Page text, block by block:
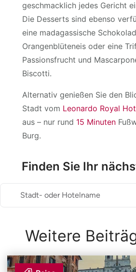
geschmacklich jedes Gericht
Die Desserts sind ebenso
eine madagassische
Orangenblüteneis oder eine
Passionsfrucht und
Biscotti.
Alternativ genießen Sie den
Stadt vom Leonardo Royal
aus – nur rund 15 Minuten
Burg.
Finden Sie Ihr
Stadt- oder Hotelname
Weitere